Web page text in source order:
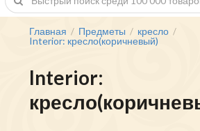
Главная / Предметы / кресло /
Interior: кресло(коричневый)
Interior: